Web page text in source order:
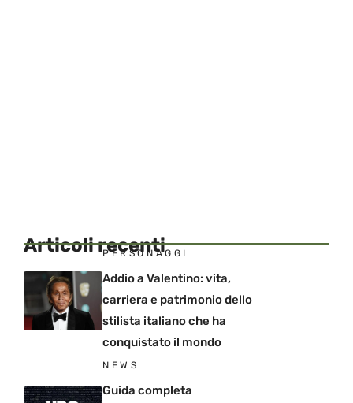
Articoli recenti
PERSONAGGI
Addio a Valentino: vita,
carriera e patrimonio dello
stilista italiano che ha
conquistato il mondo
NEWS
Guida completa